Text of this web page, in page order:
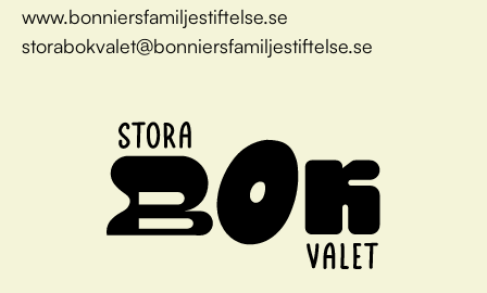
www.bonniersfamiljestiftelse.se
storabokvalet@bonniersfamiljestiftelse.se